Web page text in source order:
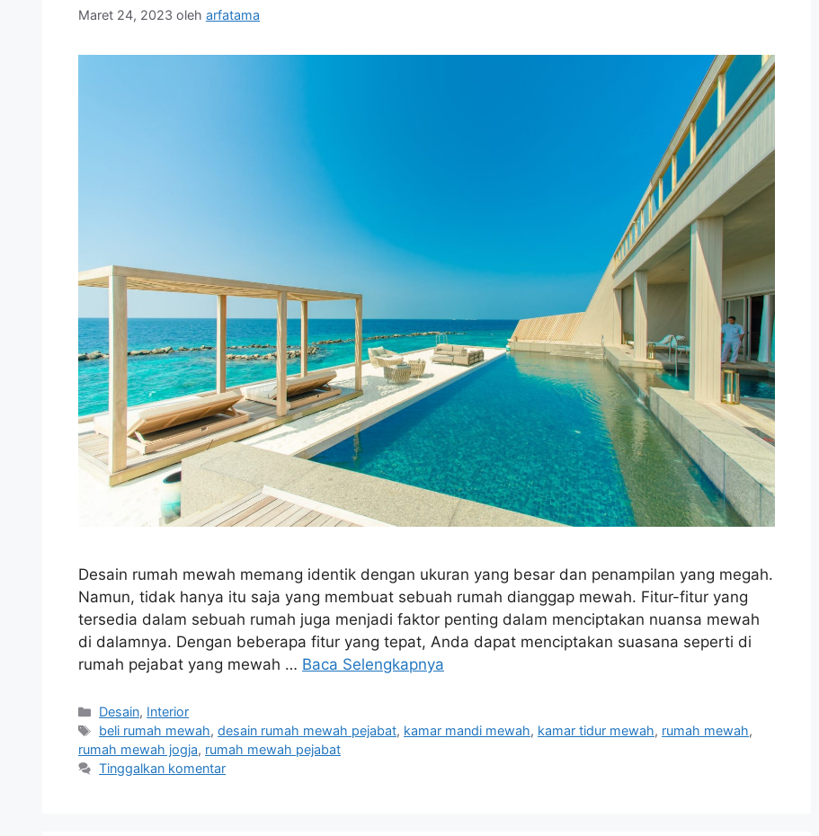
Maret 24, 2023 oleh arfatama
Desain rumah mewah memang identik dengan ukuran yang besar dan penampilan yang megah.
Namun, tidak hanya itu saja yang membuat sebuah rumah dianggap mewah. Fitur-fitur yang
tersedia dalam sebuah rumah juga menjadi faktor penting dalam menciptakan nuansa mewah
di dalamnya. Dengan beberapa fitur yang tepat, Anda dapat menciptakan suasana seperti di
rumah pejabat yang mewah … Baca Selengkapnya
Kategori
Desain, Interior
Tag
beli rumah mewah,desain rumah mewah pejabat, kamar mandi mewah, kamar tidur mewah, rumah mewah,
rumah mewah jogja, rumah mewah pejabat
Tinggalkan komentar